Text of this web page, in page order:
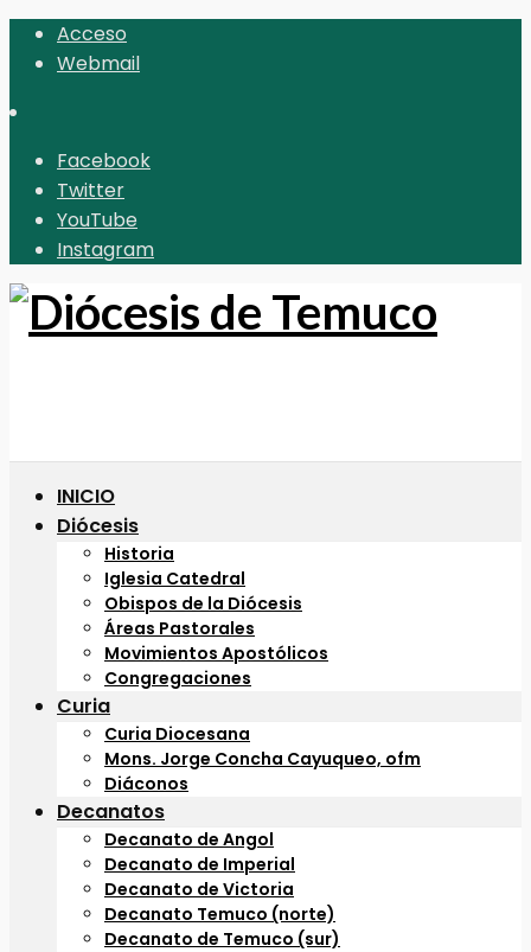
Acceso
Webmail
Facebook
Twitter
YouTube
Instagram
INICIO
Diócesis
Historia
Iglesia Catedral
Obispos de la Diócesis
Áreas Pastorales
Movimientos Apostólicos
Congregaciones
Curia
Curia Diocesana
Mons. Jorge Concha Cayuqueo, ofm
Diáconos
Decanatos
Decanato de Angol
Decanato de Imperial
Decanato de Victoria
Decanato Temuco (norte)
Decanato de Temuco (sur)